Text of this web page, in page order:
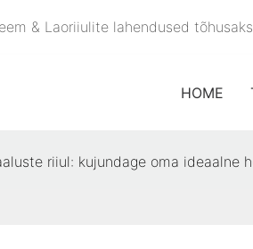
& Laoriiulite lahendused
HOME
riiul: kujundage oma ideaalne